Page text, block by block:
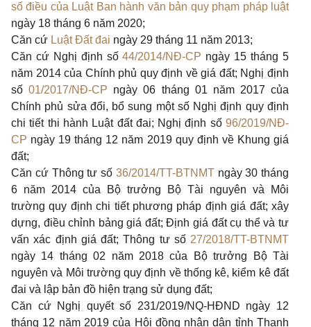
số điều của Luật Ban hành văn bản quy phạm pháp luật
ngày 18 tháng 6 năm 2020;
Căn cứ Luật Đất đai ngày 29 tháng 11 năm 2013;
Căn cứ Nghị định số44/2014/NĐ-CP ngày 15 tháng 5
năm 2014 của Chính phủ quy định về giá đất; Nghị định
số01/2017/NĐ-CP ngày 06 tháng 01 năm 2017 của
Chính phủ sửa đổi, bổ sung một số Nghị định quy định
chi tiết thi hành Luật đất đai; Nghị định số 96/2019/NĐ-
CP ngày 19 tháng 12 năm 2019 quy định về Khung giá
đất;
Căn cứ Thông tư số 36/2014/TT-BTNMTngày 30 tháng
6 năm 2014 của Bộ trưởng Bộ Tài nguyên và Môi
trường quy định chi tiết phương pháp định giá đất; xây
dựng, điều chỉnh bảng giá đất; Định giá đất cụ thể và tư
vấn xác định giá đất; Thông tư số 27/2018/TT-BTNMT
ngày 14 tháng 02 năm 2018 của Bộ trưởng Bộ Tài
nguyên và Môi trường quy định về thống kê, kiểm kê đất
đai và lập bản đồ hiện trạng sử dụng đất;
Căn cứ Nghị quyết số 231/2019/NQ-HĐND ngày 12
tháng 12 năm 2019 của Hội đồng nhân dân tỉnh Thanh